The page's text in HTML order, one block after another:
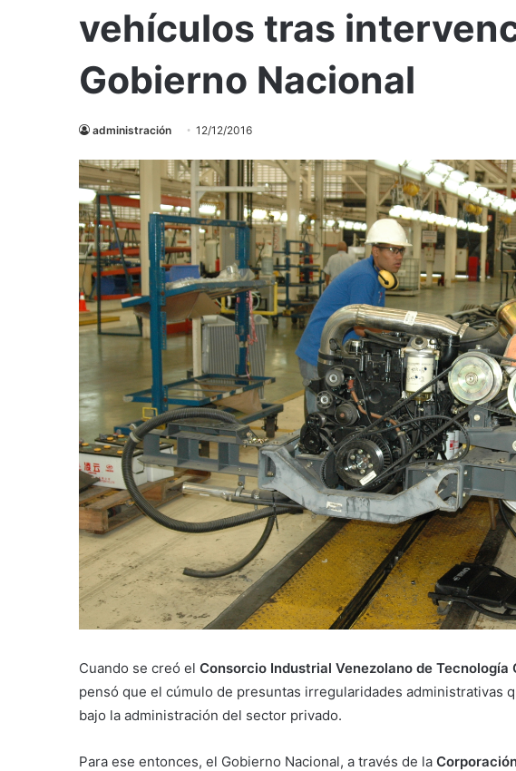
vehículos tras
Gobierno Nacional
administración 12/12/2016
Cuando se creó el Consorcio Industrial Venezolano de Tecnología
pensó que el cúmulo de presuntas irregularidades administrativas
bajo la administración del sector privado.
Para ese entonces, el Gobierno Nacional, a través de la